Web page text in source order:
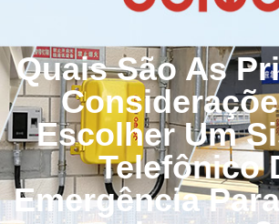
Quais São As
Escolher Um
Telefônico
Emergência